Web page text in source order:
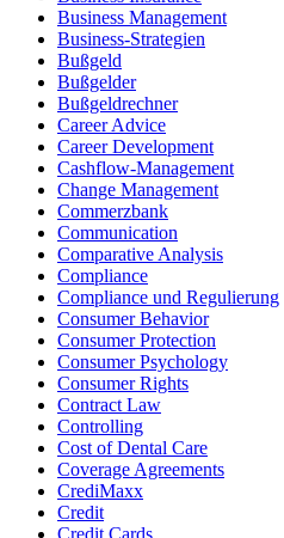
Business Management
Business-Strategien
Bußgeld
Bußgelder
Bußgeldrechner
Career Advice
Career Development
Cashflow-Management
Change Management
Commerzbank
Communication
Comparative Analysis
Compliance
Compliance und Regulierung
Consumer Behavior
Consumer Protection
Consumer Psychology
Consumer Rights
Contract Law
Controlling
Cost of Dental Care
Coverage Agreements
CrediMaxx
Credit